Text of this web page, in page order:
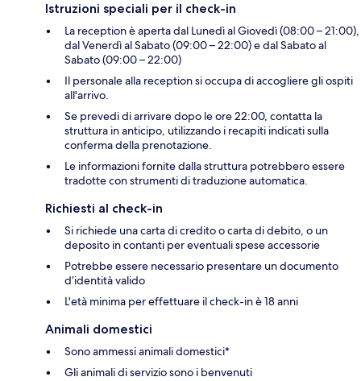
Istruzioni speciali per il check-in
La reception è aperta dal Lunedì al Giovedì (08:00 – 21:00),
dal Venerdì al Sabato (09:00 – 22:00) e dal Sabato al
Sabato (09:00 – 22:00)
Il personale alla reception si occupa di accogliere gli ospiti
all'arrivo.
Se prevedi di arrivare dopo le ore 22:00, contatta la
struttura in anticipo, utilizzando i recapiti indicati sulla
conferma della prenotazione.
Le informazioni fornite dalla struttura potrebbero essere
tradotte con strumenti di traduzione automatica.
Richiesti al check-in
Si richiede una carta di credito o carta di debito, o un
deposito in contanti per eventuali spese accessorie
Potrebbe essere necessario presentare un documento
d’identità valido
L'età minima per effettuare il check-in è 18 anni
Animali domestici
Sono ammessi animali domestici*
Gli animali di servizio sono i benvenuti